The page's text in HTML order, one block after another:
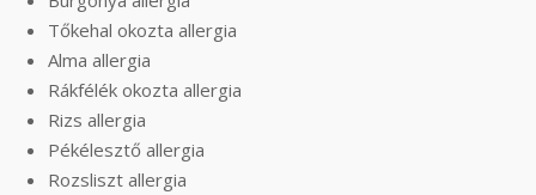
Tőkehal okozta allergia
Alma allergia
Rákfélék okozta allergia
Rizs allergia
Pékélesztő allergia
Rozsliszt allergia